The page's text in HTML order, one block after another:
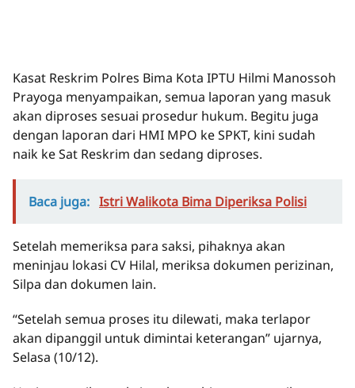
Kasat Reskrim Polres Bima Kota IPTU Hilmi Manossoh
Prayoga menyampaikan, semua laporan yang masuk
akan diproses sesuai prosedur hukum. Begitu juga
dengan laporan dari HMI MPO ke SPKT, kini sudah
naik ke Sat Reskrim dan sedang diproses.
Baca juga: Istri Walikota Bima Diperiksa Polisi
Setelah memeriksa para saksi, pihaknya akan
meninjau lokasi CV Hilal, meriksa dokumen perizinan,
Silpa dan dokumen lain.
“Setelah semua proses itu dilewati, maka terlapor
akan dipanggil untuk dimintai keterangan” ujarnya,
Selasa (10/12).